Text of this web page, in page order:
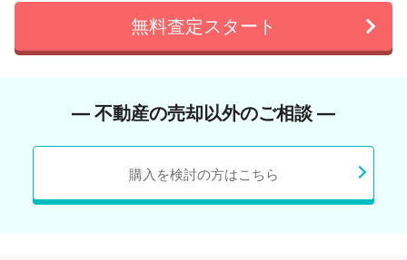
無料査定スタート
― 不動産の売却以外のご相談 ―
購入を検討の方はこちら